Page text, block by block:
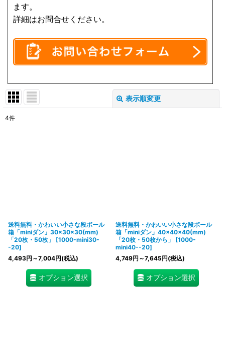
ます。
詳細はお問合せください。
表示順変更
4件
送料無料・かわいい小さな段ボール
箱「miniダン」30×30×30(mm)
「20枚・50枚」
[1000-mini30-
-20]
4,493円 ～7,004円(税込)
オプション選択
送料無料・かわいい小さな段ボール
箱「miniダン」40×40×40(mm)
「20枚・50枚から」
[1000-
mini40--20]
4,749円 ～7,645円(税込)
オプション選択